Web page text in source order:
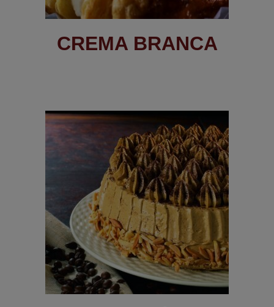
CREMA BRANCA